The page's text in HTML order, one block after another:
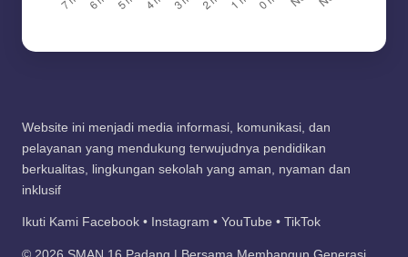
Website ini menjadi media informasi, komunikasi, dan
pelayanan yang mendukung terwujudnya pendidikan
berkualitas, lingkungan sekolah yang aman, nyaman dan
inklusif
Ikuti Kami Facebook • Instagram • YouTube • TikTok